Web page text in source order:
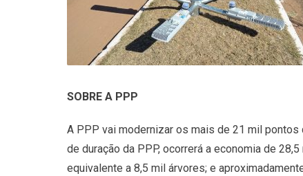
SOBRE A PPP
A PPP vai modernizar os mais de 21 mil
de duração da PPP, ocorrerá a economia de
equivalente a 8,5 mil árvores; e